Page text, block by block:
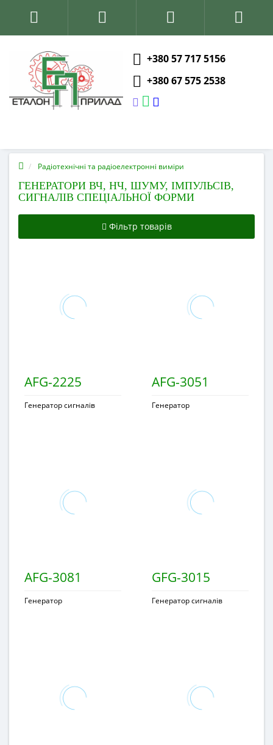
+380 57 717 5156
+380 67 575 2538
Радіотехнічні та радіоелектронні виміри
ГЕНЕРАТОРИ ВЧ, НЧ, ШУМУ, ІМПУЛЬСІВ,
СИГНАЛІВ СПЕЦІАЛЬНОЇ ФОРМИ
Фільтр товарів
AFG-2225
Генератор сигналів
AFG-3051
Генератор
AFG-3081
Генератор
GFG-3015
Генератор сигналів